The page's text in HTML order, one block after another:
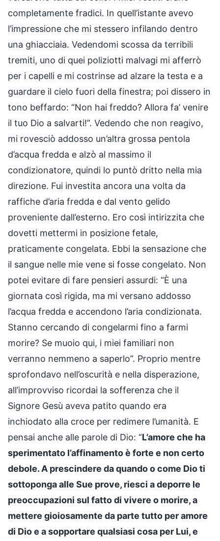
completamente fradici. In quell’istante avevo
l’impressione che mi stessero infilando dentro
una ghiacciaia. Vedendomi scossa da terribili
tremiti, uno di quei poliziotti malvagi mi afferrò
per i capelli e mi costrinse ad alzare la testa e a
guardare il cielo fuori della finestra; poi dissero in
tono beffardo: “Non hai freddo? Allora fa’ venire
il tuo Dio a salvarti!”. Vedendo che non reagivo,
mi rovesciò addosso un’altra grossa pentola
d’acqua fredda e alzò al massimo il
condizionatore, quindi lo puntò dritto nella mia
direzione. Fui investita ancora una volta da
raffiche d’aria fredda e dal vento gelido
proveniente dall’esterno. Ero così intirizzita che
dovetti mettermi in posizione fetale,
praticamente congelata. Ebbi la sensazione che
il sangue nelle mie vene si fosse congelato. Non
potei evitare di fare pensieri assurdi: “È una
giornata così rigida, ma mi versano addosso
l’acqua fredda e accendono l’aria condizionata.
Stanno cercando di congelarmi fino a farmi
morire? Se muoio qui, i miei familiari non
verranno nemmeno a saperlo”. Proprio mentre
sprofondavo nell’oscurità e nella disperazione,
all’improvviso ricordai la sofferenza che il
Signore Gesù aveva patito quando era
inchiodato alla croce per redimere l’umanità. E
pensai anche alle parole di Dio: “L’amore che ha
sperimentato l’affinamento è forte e non certo
debole. A prescindere da quando o come Dio ti
sottoponga alle Sue prove, riesci a deporre le
preoccupazioni sul fatto di vivere o morire, a
mettere gioiosamente da parte tutto per amore
di Dio e a sopportare qualsiasi cosa per Lui, e